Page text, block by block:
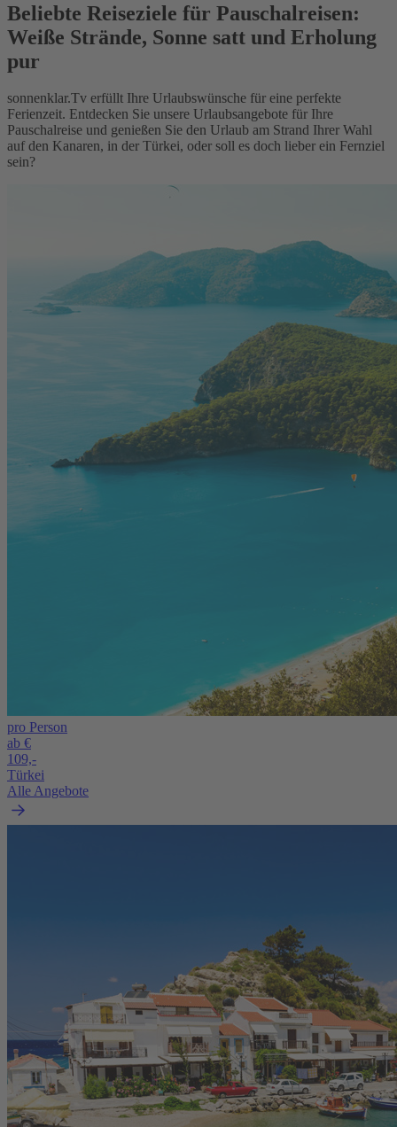
Beliebte Reiseziele für Pauschalreisen:
Weiße Strände, Sonne satt und Erholung
pur
sonnenklar.Tv erfüllt Ihre Urlaubswünsche für eine perfekte
Ferienzeit. Entdecken Sie unsere Urlaubsangebote für Ihre
Pauschalreise und genießen Sie den Urlaub am Strand Ihrer Wahl
auf den Kanaren, in der Türkei, oder soll es doch lieber ein Fernziel
sein?
pro Person
ab €
109,-
Türkei
Alle Angebote